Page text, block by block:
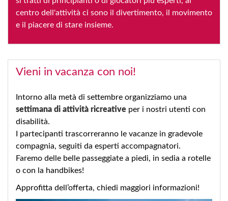
centro dell'attività ci sono il divertimento, il movimento
e il piacere di stare insieme.
Vieni in vacanza con noi!
Intorno alla metà di settembre organizziamo una
settimana di attività ricreative per i nostri utenti con
disabilità.
I partecipanti trascorreranno le vacanze in gradevole
compagnia, seguiti da esperti accompagnatori.
Faremo delle belle passeggiate a piedi, in sedia a rotelle
o con la handbikes!
Approfitta dell’offerta, chiedi maggiori informazioni!